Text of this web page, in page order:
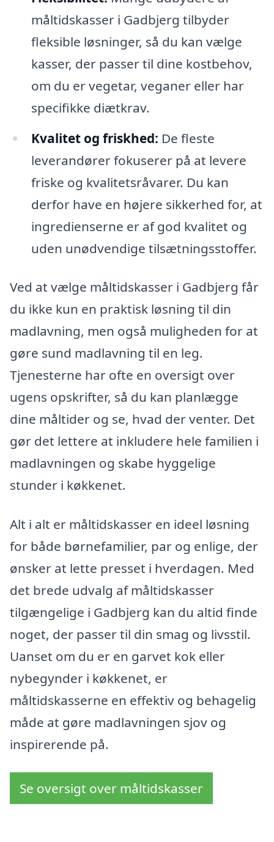
måltidskasser i Gadbjerg tilbyder
fleksible løsninger, så du kan vælge
kasser, der passer til dine kostbehov,
om du er vegetar, veganer eller har
specifikke diætkrav.
Kvalitet og friskhed: De fleste
leverandører fokuserer på at levere
friske og kvalitetsråvarer. Du kan
derfor have en højere sikkerhed for, at
ingredienserne er af god kvalitet og
uden unødvendige tilsætningsstoffer.
Ved at vælge måltidskasser i Gadbjerg får
du ikke kun en praktisk løsning til din
madlavning, men også muligheden for at
gøre sund madlavning til en leg.
Tjenesterne har ofte en oversigt over
ugens opskrifter, så du kan planlægge
dine måltider og se, hvad der venter. Det
gør det lettere at inkludere hele familien i
madlavningen og skabe hyggelige
stunder i køkkenet.
Alt i alt er måltidskasser en ideel løsning
for både børnefamilier, par og enlige, der
ønsker at lette presset i hverdagen. Med
det brede udvalg af måltidskasser
tilgængelige i Gadbjerg kan du altid finde
noget, der passer til din smag og livsstil.
Uanset om du er en garvet kok eller
nybegynder i køkkenet, er
måltidskasserne en effektiv og behagelig
måde at gøre madlavningen sjov og
inspirerende på.
Se oversigt over måltidskasser